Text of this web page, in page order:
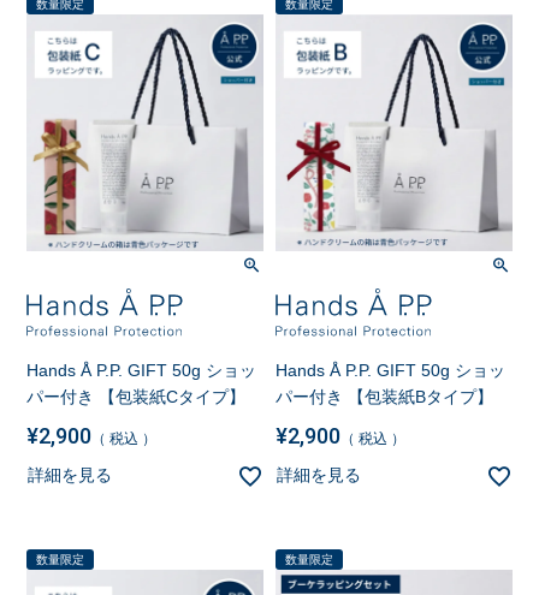
数量限定
Hands Å P.P. GIFT 50g ショッ
パー付き 【包装紙Cタイプ】
¥2,900 税込
詳細を見る
数量限定
Hands Å P.P. GIFT 50g ショッ
パー付き 【包装紙Bタイプ】
¥2,900 税込
詳細を見る
数量限定 数量限定